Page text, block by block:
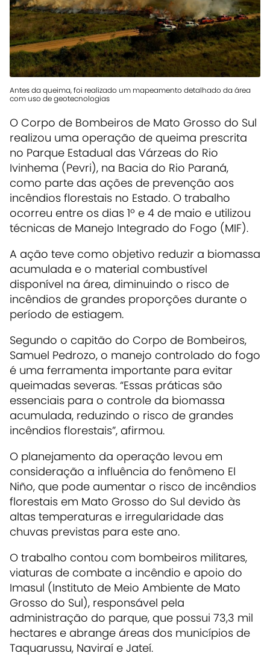
Antes da queima, foi realizado um mapeamento detalhado da área
com uso de geotecnologias
O Corpo de Bombeiros de Mato Grosso do Sul
realizou uma operação de queima prescrita
no Parque Estadual das Várzeas do Rio
Ivinhema (Pevri), na Bacia do Rio Paraná,
como parte das ações de prevenção aos
incêndios florestais no Estado. O trabalho
ocorreu entre os dias 1º e 4 de maio e utilizou
técnicas de Manejo Integrado do Fogo (MIF).
A ação teve como objetivo reduzir a biomassa
acumulada e o material combustível
disponível na área, diminuindo o risco de
incêndios de grandes proporções durante o
período de estiagem.
Segundo o capitão do Corpo de Bombeiros,
Samuel Pedrozo, o manejo controlado do fogo
é uma ferramenta importante para evitar
queimadas severas. “Essas práticas são
essenciais para o controle da biomassa
acumulada, reduzindo o risco de grandes
incêndios florestais”, afirmou.
O planejamento da operação levou em
consideração a influência do fenômeno El
Niño, que pode aumentar o risco de incêndios
florestais em Mato Grosso do Sul devido às
altas temperaturas e irregularidade das
chuvas previstas para este ano.
O trabalho contou com bombeiros militares,
viaturas de combate a incêndio e apoio do
Imasul (Instituto de Meio Ambiente de Mato
Grosso do Sul), responsável pela
administração do parque, que possui 73,3 mil
hectares e abrange áreas dos municípios de
Taquarussu, Naviraí e Jateí.